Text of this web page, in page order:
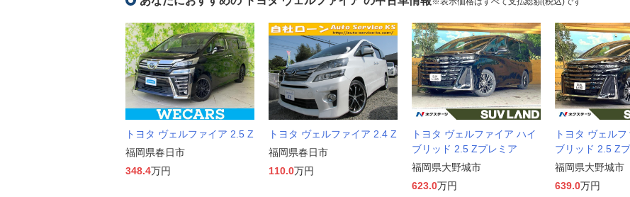
トヨタ ヴェルファイア 2.5 Z
福岡県春日市
348.4万円
トヨタ ヴェルファイア 2.4 Z
福岡県春日市
110.0万円
トヨタ ヴェルファイア ハイ
ブリッド 2.5 Zプレミア
福岡県大野城市
623.0万円
トヨタ ヴェル
ブリッド 2.5 Z
福岡県大野城市
639.0万円